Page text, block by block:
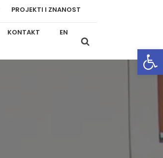
PROJEKTI I ZNANOST
KONTAKT EN